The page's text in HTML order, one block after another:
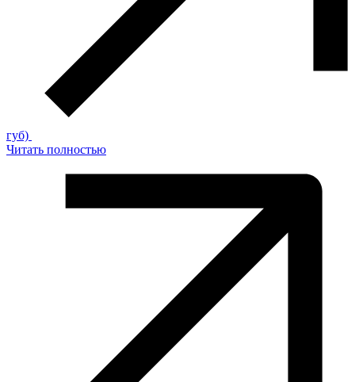
губ)
Читать полностью